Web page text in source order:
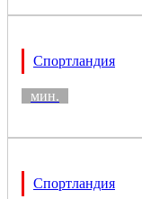
Спортландия
мин.
Спортландия